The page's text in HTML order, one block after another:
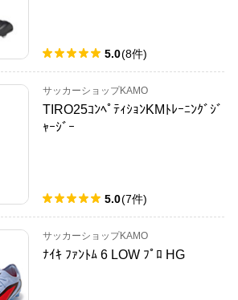
5.0(8件)
サッカーショップKAMO
TIRO25ｺﾝﾍﾟﾃｨｼｮﾝKMﾄﾚｰﾆﾝｸﾞｼﾞ
ｬｰｼﾞｰ
5.0(7件)
サッカーショップKAMO
ﾅｲｷ ﾌｧﾝﾄﾑ 6 LOW ﾌﾟﾛ HG